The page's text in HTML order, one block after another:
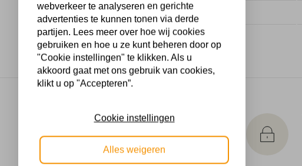
webverkeer te analyseren en gerichte
advertenties te kunnen tonen via derde
partijen. Lees meer over hoe wij cookies
gebruiken en hoe u ze kunt beheren door op
"Cookie instellingen" te klikken. Als u
akkoord gaat met ons gebruik van cookies,
klikt u op "Accepteren”.
Cookie instellingen
Alles weigeren
Makkelijk
retourneren
30 dagen geld terug
garantie